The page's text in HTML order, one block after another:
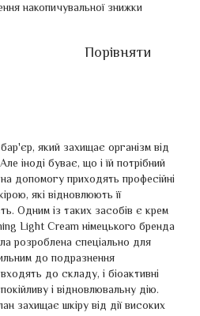
накопичувальної знижки
Порівняти
який захищає організм від
іноді буває, що і їй потрібний
допомогу приходять професійні
які відновлюють її
Одним із таких засобів є крем
Light Cream німецького бренда
розроблена спеціально для
до подразнення
до складу, і біоактивні
і відновлювальну дію.
захищає шкіру від дії високих